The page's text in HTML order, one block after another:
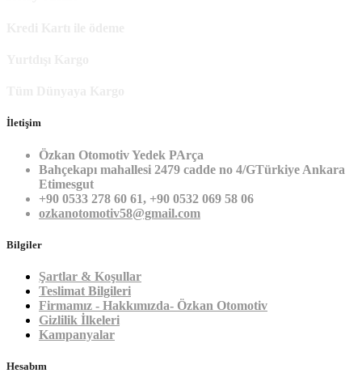
İletişim
Özkan Otomotiv Yedek PArça
Bahçekapı mahallesi 2479 cadde no 4/GTürkiye Ankara
Etimesgut
+90 0533 278 60 61, +90 0532 069 58 06
ozkanotomotiv58@gmail.com
Bilgiler
Şartlar & Koşullar
Teslimat Bilgileri
Firmamız - Hakkımızda- Özkan Otomotiv
Gizlilik İlkeleri
Kampanyalar
Hesabım